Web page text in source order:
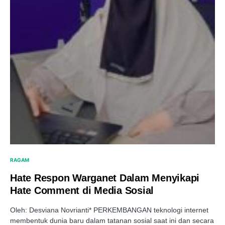
RAGAM
Hate Respon Warganet Dalam Menyikapi
Hate Comment di Media Sosial
Oleh: Desviana Novrianti* PERKEMBANGAN teknologi internet
membentuk dunia baru dalam tatanan sosial saat ini dan secara